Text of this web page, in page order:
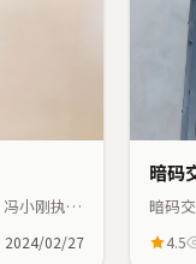
小刚执
2024/02/27
暗码
暗码
凑。
4.5